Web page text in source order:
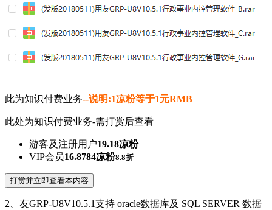
此为知识付费业务--说明:1凉粉等于1元RMB
此处为知识付费业务-需打赏后查看
游客及注册用户19.18凉粉
VIP会员16.8784凉粉8.8折
打赏并立即查看本内容
2、友GRP-U8V10.5.1支持 oracle数据库及 SQL SERVER 数据